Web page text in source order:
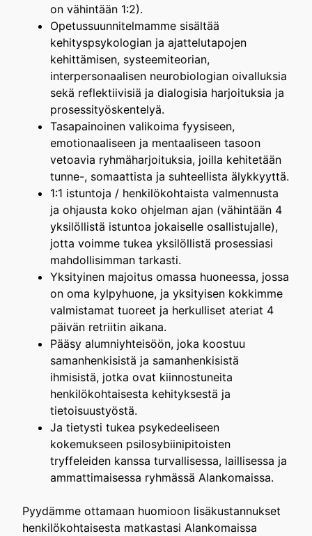
on vähintään 1:2).
Opetussuunnitelmamme sisältää
kehityspsykologian ja ajattelutapojen
kehittämisen, systeemiteorian,
interpersonaalisen neurobiologian oivalluksia
sekä reflektiivisiä ja dialogisia harjoituksia ja
prosessityöskentelyä.
Tasapainoinen valikoima fyysiseen,
emotionaaliseen ja mentaaliseen tasoon
vetoavia ryhmäharjoituksia, joilla kehitetään
tunne-, somaattista ja suhteellista älykkyyttä.
1:1 istuntoja / henkilökohtaista valmennusta
ja ohjausta koko ohjelman ajan (vähintään 4
yksilöllistä istuntoa jokaiselle osallistujalle),
jotta voimme tukea yksilöllistä prosessiasi
mahdollisimman tarkasti.
Yksityinen majoitus omassa huoneessa, jossa
on oma kylpyhuone, ja yksityisen kokkimme
valmistamat tuoreet ja herkulliset ateriat 4
päivän retriitin aikana.
Pääsy alumniyhteisöön, joka koostuu
samanhenkisistä ja samanhenkisistä
ihmisistä, jotka ovat kiinnostuneita
henkilökohtaisesta kehityksestä ja
tietoisuustyöstä.
Ja tietysti tukea psykedeeliseen
kokemukseen psilosybiinipitoisten
tryffeleiden kanssa turvallisessa, laillisessa ja
ammattimaisessa ryhmässä Alankomaissa.
Pyydämme ottamaan huomioon lisäkustannukset
henkilökohtaisesta matkastasi Alankomaissa